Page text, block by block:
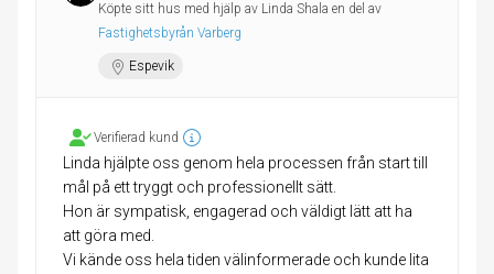
Köpte sitt hus med hjälp av Linda Shala en del av
Fastighetsbyrån Varberg
Espevik
Verifierad kund
Linda hjälpte oss genom hela processen från start till
mål på ett tryggt och professionellt sätt.
Hon är sympatisk, engagerad och väldigt lätt att ha
att göra med.
Vi kände oss hela tiden välinformerade och kunde lita